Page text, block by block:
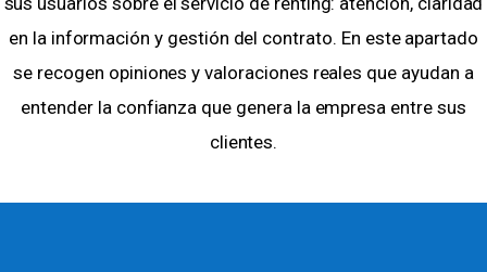
en la información y gestión del contrato. En este apartado
se recogen opiniones y valoraciones reales que ayudan a
entender la confianza que genera la empresa entre sus
clientes.